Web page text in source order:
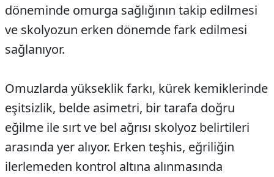
döneminde omurga sağlığının takip edilmesi
ve skolyozun erken dönemde fark edilmesi
sağlanıyor.
Omuzlarda yükseklik farkı, kürek kemiklerinde
eşitsizlik, belde asimetri, bir tarafa doğru
eğilme ile sırt ve bel ağrısı skolyoz belirtileri
arasında yer alıyor. Erken teşhis, eğriliğin
ilerlemeden kontrol altına alınmasında